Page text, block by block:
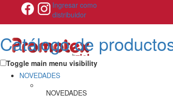
Ingresar como
distribuidor
Catálogo de
Toggle main menu visibility
NOVEDADES
NOVEDADES